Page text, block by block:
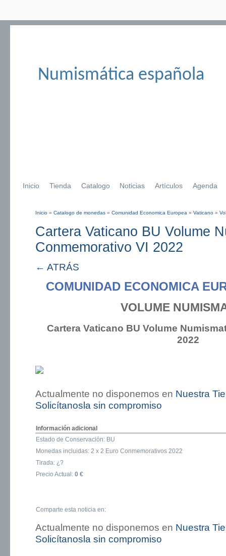
Numismática española
Inicio Tienda Catalogo Noticias Artículos Agenda
Inicio » Catalogo de monedas » Comunidad Economica Europea » Vaticano »
Cartera Vaticano BU Volume
Conmemorativo VI 2022
← ATRÁS
COMUNIDAD ECONOMICA
VOLUME
Cartera Vaticano BU Volume
2022
Actualmente no disponemos en Nuestra
Solicítanosla sin compromiso
Información adicional
Estado de Conservación: BU
Monedas incluidas: 2 x 2 Euro Conmemorativos 2022
Tirada: ¿?
Precio Actual: 0 €
Comparte esta noticia en:
Actualmente no disponemos en Nuestra
Solicítanosla sin compromiso